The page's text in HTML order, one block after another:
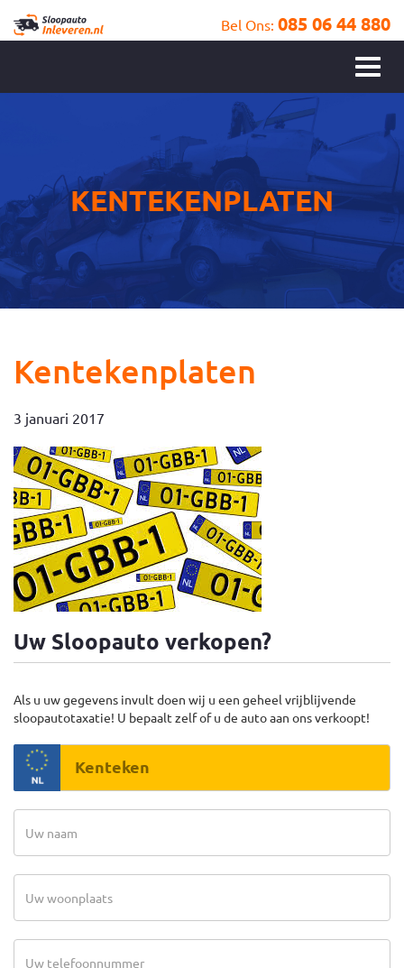
Bel Ons: 085 06 44 880
KENTEKENPLATEN
Kentekenplaten
3 januari 2017
Uw Sloopauto verkopen?
Als u uw gegevens invult doen wij u een geheel vrijblijvende
sloopautotaxatie! U bepaalt zelf of u de auto aan ons verkoopt!